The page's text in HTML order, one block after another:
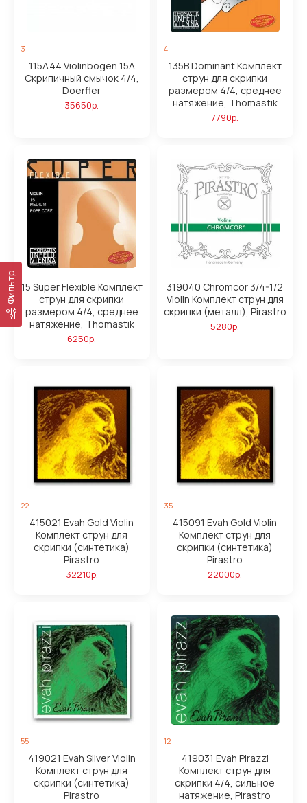
Фильтр
3
115A44 Violinbogen 15А
Скрипичный смычок 4/4,
Doerfler
35650р.
4
135B Dominant Комплект
струн для скрипки
размером 4/4, среднее
натяжение, Thomastik
7790р.
15 Super Flexible Комплект
струн для скрипки
размером 4/4, среднее
натяжение, Thomastik
6250р.
319040 Chromcor 3/4-1/2
Violin Комплект струн для
скрипки (металл), Pirastro
5280р.
22
415021 Evah Gold Violin
Комплект струн для
скрипки (синтетика)
Pirastro
32210р.
35
415091 Evah Gold Violin
Комплект струн для
скрипки (синтетика)
Pirastro
22000р.
55
419021 Evah Silver Violin
Комплект струн для
скрипки (синтетика)
Pirastro
12
419031 Evah Pirazzi
Комплект струн для
скрипки 4/4, сильное
натяжение, Pirastro